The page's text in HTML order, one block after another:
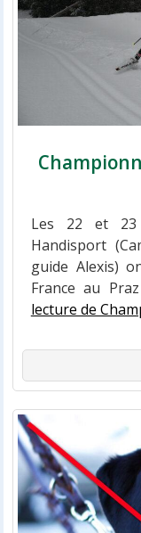
Les 22 et 23
Handisport
guide Alexis)
France au
lecture de